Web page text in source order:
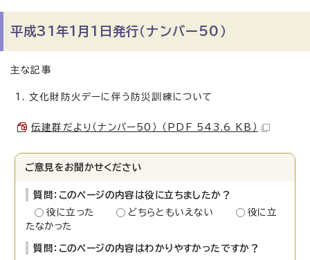
平成31年1月1日発行（ナンバー50）
主な記事
文化財防火デーに伴う防災訓練について
伝建群だより（ナンバー50） （PDF 543.6 KB）
ご意見をお聞かせください
質問：このページの内容は役に立ちましたか？
役に立った
どちらともいえない
役に立
たなかった
質問：このページの内容はわかりやすかったですか？